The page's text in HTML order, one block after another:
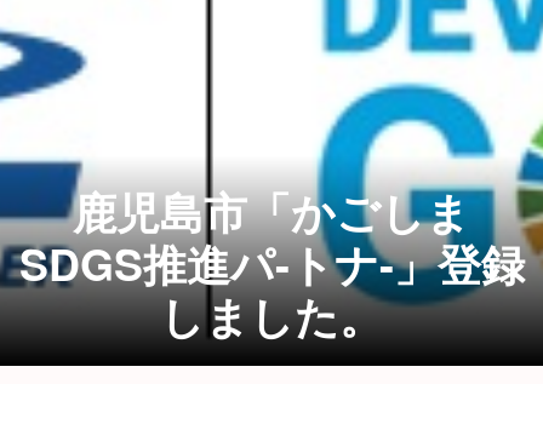
鹿児島市「かごしま
SDGS推進パ-トナ-」登録
しました。